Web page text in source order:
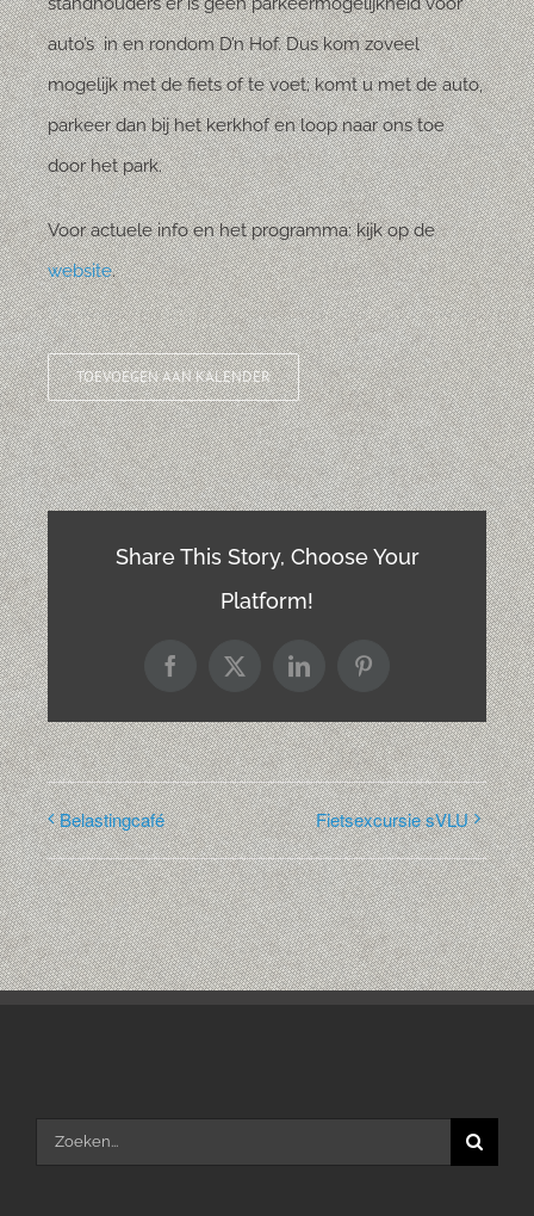
auto’s in en rondom D’n Hof. Dus kom zoveel
mogelijk met de fiets of te voet; komt u met de auto,
parkeer dan bij het kerkhof en loop naar ons toe
door het park.
Voor actuele info en het programma: kijk op de
website.
TOEVOEGEN AAN KALENDER
Share This Story, Choose Your
Platform!
Facebook
X LinkedInPinterest
Belastingcafé Fietsexcursie sVLU
Zoeken